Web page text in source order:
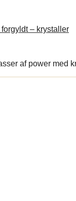
– krystaller
af power med